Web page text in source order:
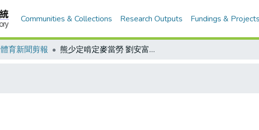
Communities & Collections Research Outputs Fundings & Projects
體育新聞剪報 熊少定啃定麥當勞 劉安富當回鍋油條 籃壇又颳跳槽風/世界大學運動會男籃代表隊 初選十六將 名單尚待籃協同意